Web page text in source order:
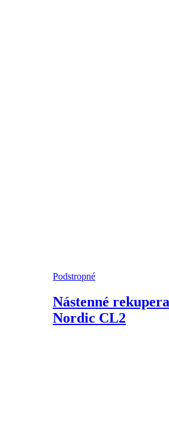
Podstropné
Nástenné
Nordic CL2